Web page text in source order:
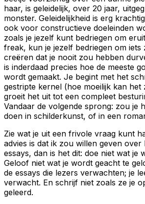
haar, is geleidelijk, over 20 jaar,
monster. Geleidelijkheid is erg
ook voor constructieve doeleinden
zoals je jezelf kunt bedriegen om
freak, kun je jezelf bedriegen om iets
creëren dat je nooit zou hebben
is inderdaad precies hoe de meeste
wordt gemaakt. Je begint met het
gestripte kernel (hoe moeilijk kan het
groeit het uit tot een compleet
Vandaar de volgende sprong: zou je
doen in schilderkunst, of in een
Zie wat je uit een frivole vraag kunt
advies is dat ik zou willen geven
essays, dan is het dit: doe niet wat je
Geloof niet wat je wordt geacht te
de essays die lezers verwachten; je
verwacht. En schrijf niet zoals ze je
geleerd.